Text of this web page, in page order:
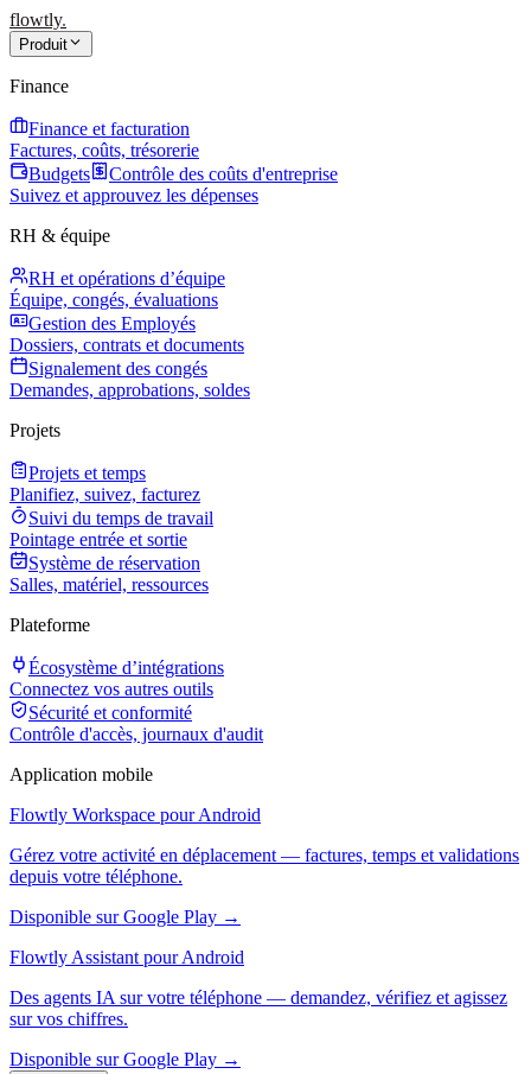
flowtly.
Produit
Finance
Finance et facturation
Factures, coûts, trésorerie
Budgets
Contrôle des coûts d'entreprise
Suivez et approuvez les dépenses
RH & équipe
RH et opérations d’équipe
Équipe, congés, évaluations
Gestion des Employés
Dossiers, contrats et documents
Signalement des congés
Demandes, approbations, soldes
Projets
Projets et temps
Planifiez, suivez, facturez
Suivi du temps de travail
Pointage entrée et sortie
Système de réservation
Salles, matériel, ressources
Plateforme
Écosystème d’intégrations
Connectez vos autres outils
Sécurité et conformité
Contrôle d'accès, journaux d'audit
Application mobile
Flowtly Workspace pour Android
Gérez votre activité en déplacement — factures, temps et validations
depuis votre téléphone.
Disponible sur Google Play →
Flowtly Assistant pour Android
Des agents IA sur votre téléphone — demandez, vérifiez et agissez
sur vos chiffres.
Disponible sur Google Play →